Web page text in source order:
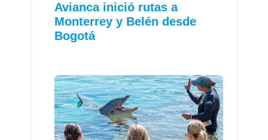
Avianca inició rutas a
Monterrey y Belén desde
Bogotá